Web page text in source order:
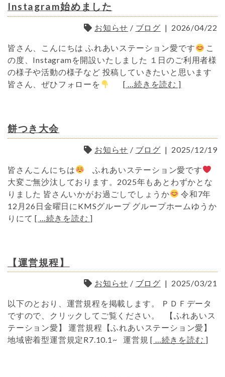
Instagram始めました
お知らせ / ブログ | 2026/04/22
皆さん、こんにちは ふれあいステーション愛です
こ
の度、Instagramを開設いたしました １日のご利用者様
の様子や活動の様子など 投稿していきたいと思います
皆さん、ぜひフォローを
[ …続きを読む ]
餅つき大会
お知らせ / ブログ | 2025/12/19
皆さんこんにちは
ふれあいステーション愛です
大変ご無沙汰しております。2025年もあとわずかとな
りました 皆さんいかがお過ごしでしょうか
令和7年
12月26日金曜日にKMSグループ グループホームゆうか
りにて[ …続きを読む ]
【運営規程】
お知らせ / ブログ | 2025/03/21
以下のとおり、運営規程を掲載します。 ＰＤＦデータ
ですので、クリックしてご覧ください。 【ふれあいス
テーション愛】 運営規程【ふれあいステーション愛】
地域密着型運営規定R7.10.1~ 運営規[ …続きを読む ]